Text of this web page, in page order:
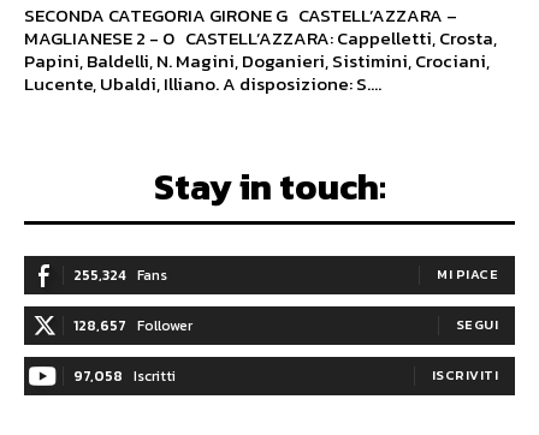
SECONDA CATEGORIA GIRONE G CASTELL’AZZARA –
MAGLIANESE 2 - 0 CASTELL’AZZARA: Cappelletti, Crosta,
Papini, Baldelli, N. Magini, Doganieri, Sistimini, Crociani,
Lucente, Ubaldi, Illiano. A disposizione: S....
Stay in touch:
255,324 Fans MI PIACE
128,657 Follower SEGUI
97,058 Iscritti ISCRIVITI